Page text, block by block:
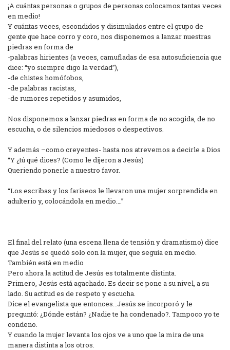
¡A cuántas personas o grupos de personas colocamos tantas veces
en medio!
Y cuántas veces, escondidos y disimulados entre el grupo de
gente que hace corro y coro, nos disponemos a lanzar nuestras
piedras en forma de
-palabras hirientes (a veces, camufladas de esa autosuficiencia que
dice: “yo siempre digo la verdad”),
-de chistes homófobos,
-de palabras racistas,
-de rumores repetidos y asumidos,
Nos disponemos a lanzar piedras en forma de no acogida, de no
escucha, o de silencios miedosos o despectivos.
Y además –como creyentes- hasta nos atrevemos a decirle a Dios
“Y ¿tú qué dices? (Como le dijeron a Jesús)
Queriendo ponerle a nuestro favor.
“Los escribas y los fariseos le llevaron una mujer sorprendida en
adulterio y, colocándola en medio….”
El final del relato (una escena llena de tensión y dramatismo) dice
que Jesús se quedó solo con la mujer, que seguía en medio.
También está en medio
Pero ahora la actitud de Jesús es totalmente distinta.
Primero, Jesús está agachado. Es decir se pone a su nivel, a su
lado. Su actitud es de respeto y escucha.
Dice el evangelista que entonces…Jesús se incorporó y le
preguntó: ¿Dónde están? ¿Nadie te ha condenado?. Tampoco yo te
condeno.
Y cuando la mujer levanta los ojos ve a uno que la mira de una
manera distinta a los otros.